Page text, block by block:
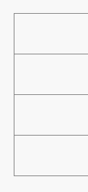
地域社会へ
働きがい、
パートナ
株主向け情
社名の由来
採用情報トッ
新卒採用
アルバイ